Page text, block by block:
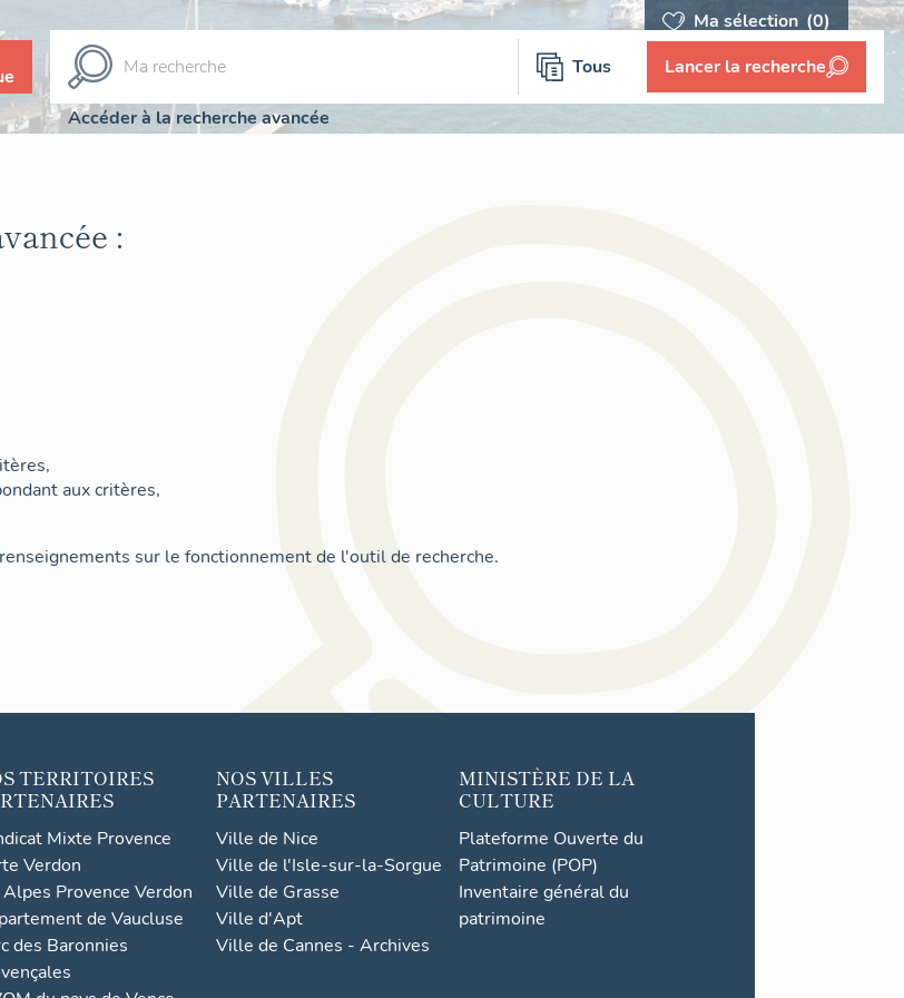
Ma sélection (0)
Tous Lancer la recherche
Accéder à la recherche avancée
:
aux critères,
sur le fonctionnement de l'outil de recherche.
TERRITOIRES
Mixte Provence
Verdon
Alpes Provence Verdon
de Vaucluse
des Baronnies
NOS VILLES
PARTENAIRES
Ville de Nice
Ville de l'Isle-sur-la-Sorgue
Ville de Grasse
Ville d'Apt
Ville de Cannes - Archives
MINISTÈRE DE LA
CULTURE
Plateforme Ouverte du
Patrimoine (POP)
Inventaire général du
patrimoine